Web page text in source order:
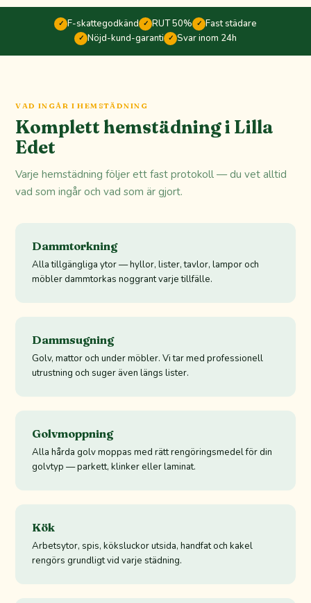
✓ F-skattegodkänd ✓ RUT 50% ✓ Fast städare
✓ Nöjd-kund-garanti ✓ Svar inom 24h
VAD INGÅR I HEMSTÄDNING
Komplett hemstädning i Lilla
Edet
Varje hemstädning följer ett fast protokoll — du vet alltid
vad som ingår och vad som är gjort.
Dammtorkning
Alla tillgängliga ytor — hyllor, lister, tavlor, lampor och
möbler dammtorkas noggrant varje tillfälle.
Dammsugning
Golv, mattor och under möbler. Vi tar med professionell
utrustning och suger även längs lister.
Golvmoppning
Alla hårda golv moppas med rätt rengöringsmedel för din
golvtyp — parkett, klinker eller laminat.
Kök
Arbetsytor, spis, köksluckor utsida, handfat och kakel
rengörs grundligt vid varje städning.